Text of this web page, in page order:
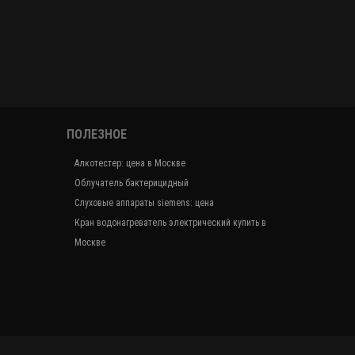
ПОЛЕЗНОЕ
Алкотестер: цена в Москве
Облучатель бактерицидный
Слуховые аппараты siemens: цена
Кран водонагреватель электрический купить в
Москве